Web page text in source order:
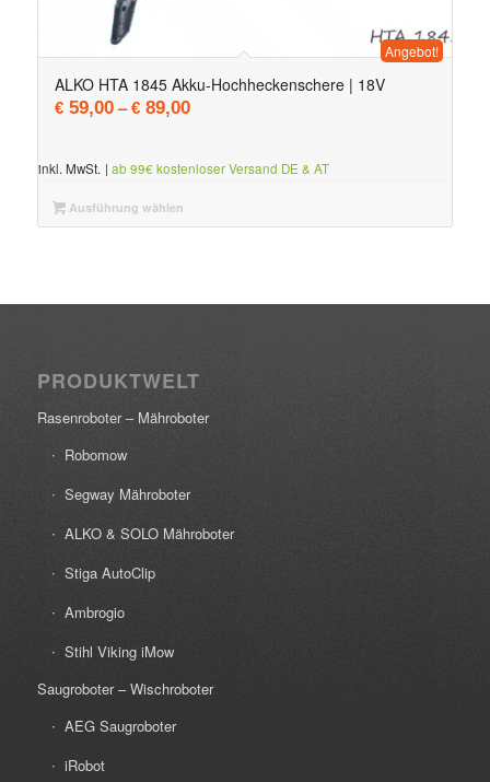
ALKO HTA 1845 Akku-Hochheckenschere | 18V
€59,00–€89,00
Angebot!
inkl. MwSt. | ab 99€ kostenloser Versand DE & AT
Ausführung wählen
PRODUKTWELT
Rasenroboter – Mähroboter
Robomow
Segway Mähroboter
ALKO & SOLO Mähroboter
Stiga AutoClip
Ambrogio
Stihl Viking iMow
Saugroboter – Wischroboter
AEG Saugroboter
iRobot